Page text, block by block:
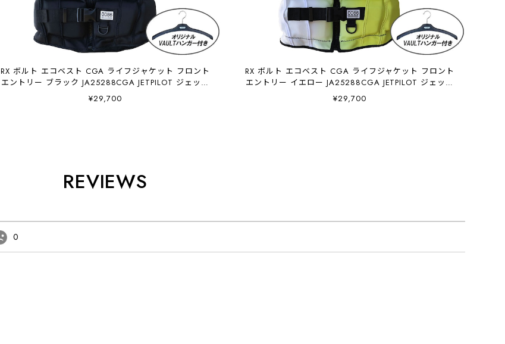
RX ボルト エコベスト CGA ライフジャケット フロント
エントリー ブラック JA25288CGA JETPILOT ジェット
パイロット
¥29,700
RX ボルト エコベスト CGA ライフジャケット フロント
エントリー イエロー JA25288CGA JETPILOT ジェット
パイロット
¥29,700
REVIEWS
0